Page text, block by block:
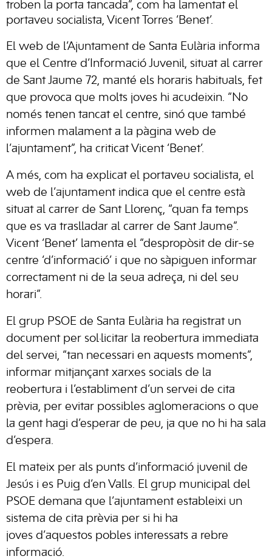
troben la porta tancada”, com ha lamentat el
portaveu socialista, Vicent Torres ‘Benet’.
El web de l’Ajuntament de Santa Eulària informa
que el Centre d’Informació Juvenil, situat al carrer
de Sant Jaume 72, manté els horaris habituals, fet
que provoca que molts joves hi acudeixin. “No
només tenen tancat el centre, sinó que també
informen malament a la pàgina web de
l’ajuntament”, ha criticat Vicent ‘Benet’.
A més, com ha explicat el portaveu socialista, el
web de l’ajuntament indica que el centre està
situat al carrer de Sant Llorenç, “quan fa temps
que es va traslladar al carrer de Sant Jaume”.
Vicent ‘Benet’ lamenta el “despropòsit de dir-se
centre ‘d’informació’ i que no sàpiguen informar
correctament ni de la seua adreça, ni del seu
horari”.
El grup PSOE de Santa Eulària ha registrat un
document per sol·licitar la reobertura immediata
del servei, “tan necessari en aquests moments”,
informar mitjançant xarxes socials de la
reobertura i l’establiment d’un servei de cita
prèvia, per evitar possibles aglomeracions o que
la gent hagi d’esperar de peu, ja que no hi ha sala
d’espera.
El mateix per als punts d’informació juvenil de
Jesús i es Puig d’en Valls. El grup municipal del
PSOE demana que l’ajuntament estableixi un
sistema de cita prèvia per si hi ha
joves d’aquestos pobles interessats a rebre
informació.